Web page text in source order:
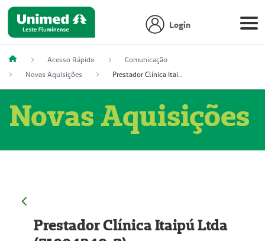
Login
Acesso Rápido
Comunicação
Novas Aquisições
Prestador Clínica Itaipú Ltda (51004348-2)
Novas Aquisições
Prestador Clínica Itaipú Ltda